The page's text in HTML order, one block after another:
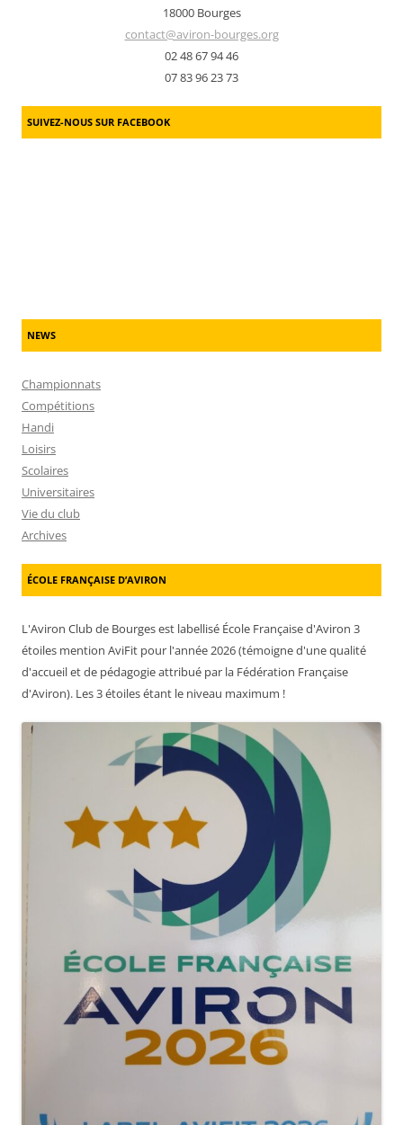
18000 Bourges
contact@aviron-bourges.org
02 48 67 94 46
07 83 96 23 73
SUIVEZ-NOUS SUR FACEBOOK
NEWS
Championnats
Compétitions
Handi
Loisirs
Scolaires
Universitaires
Vie du club
Archives
ÉCOLE FRANÇAISE D’AVIRON
L'Aviron Club de Bourges est labellisé École Française d'Aviron 3
étoiles mention AviFit pour l'année 2026 (témoigne d'une qualité
d'accueil et de pédagogie attribué par la Fédération Française
d'Aviron). Les 3 étoiles étant le niveau maximum !